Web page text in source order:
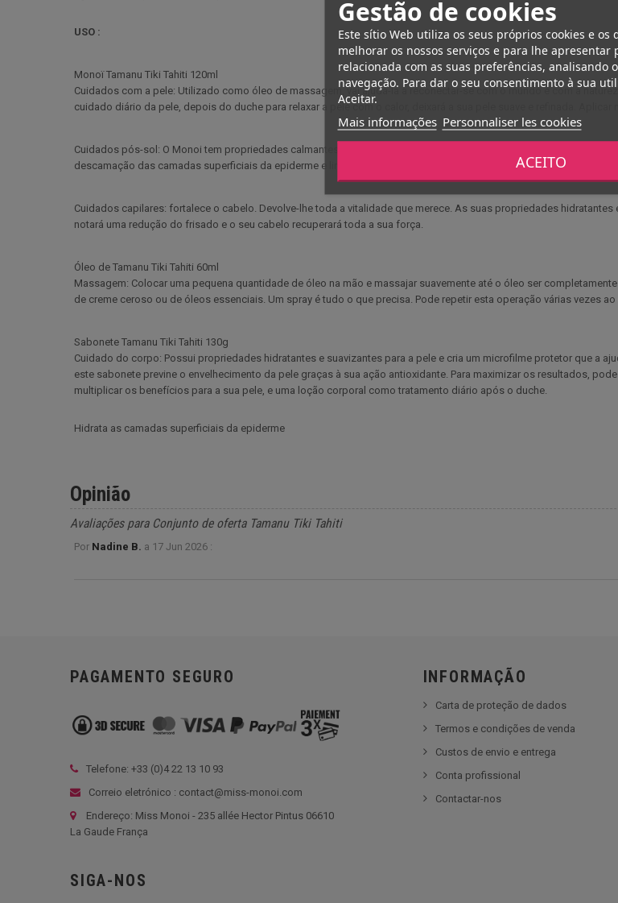
Gestão de cookies
Este sítio Web utiliza os seus próprios cookies e os
melhorar os nossos serviços e para lhe apresentar
relacionada com as suas preferências, analisando
navegação. Para dar o seu consentimento à sua
Aceitar.
Mais informações Personnaliser les cookies
ACEITO
USO :
Monoï Tamanu Tiki Tahiti 120ml
Cuidados com a pele: Utilizado como óleo de massagem, vai ajudá-la a reconectar-se com o mundo e com a
cuidado diário da pele, depois do duche para relaxar a pele com o calor, deixará a sua pele suave e refinada. Aplicar
Cuidados pós-sol: O Monoi tem propriedades calmantes que ajudam a aliviar a vermelhidão e a sensação de
descamação das camadas superficiais da epiderme e limitam o efeito de descamação.
Cuidados capilares: fortalece o cabelo. Devolve-lhe toda a vitalidade que merece. As suas propriedades
notará uma redução do frisado e o seu cabelo recuperará toda a sua força.
Óleo de Tamanu Tiki Tahiti 60ml
Massagem: Colocar uma pequena quantidade de óleo na mão e massajar suavemente até o óleo ser
de creme ceroso ou de óleos essenciais. Um spray é tudo o que precisa. Pode repetir esta operação várias vezes
Sabonete Tamanu Tiki Tahiti 130g
Cuidado do corpo: Possui propriedades hidratantes e suavizantes para a pele e cria um microfilme protetor que a
este sabonete previne o envelhecimento da pele graças à sua ação antioxidante. Para maximizar os resultados,
multiplicar os benefícios para a sua pele, e uma loção corporal como tratamento diário após o duche.
Hidrata as camadas superficiais da epiderme
Opinião
Avaliações para Conjunto de oferta Tamanu Tiki Tahiti
Por Nadine B. a 17 Jun 2026 :
PAGAMENTO SEGURO
Telefone: +33 (0)4 22 13 10 93
Correio eletrónico : contact@miss-monoi.com
Endereço: Miss Monoi - 235 allée Hector Pintus 06610
La Gaude França
SIGA-NOS
INFORMAÇÃO
Carta de proteção de dados
Termos e condições de venda
Custos de envio e entrega
Conta profissional
Contactar-nos